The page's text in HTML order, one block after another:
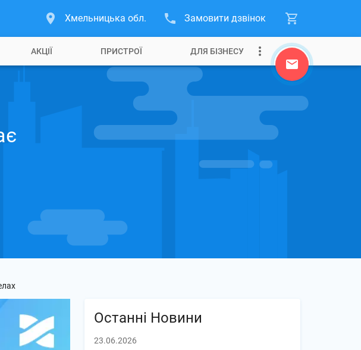
Хмельницька обл. Замовити дзвінок
АКЦІЇ ПРИСТРОЇ ДЛЯ БІЗНЕСУ
Останні Новини
23.06.2026